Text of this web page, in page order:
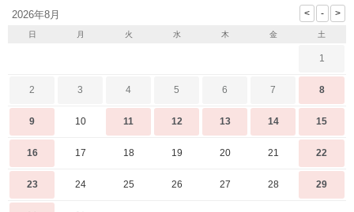
2026年8月
日 月 火 水 木 金 土
1
2 3 4 5 6 7 8
9 10 11 12 13 14 15
16 17 18 19 20 21 22
23 24 25 26 27 28 29